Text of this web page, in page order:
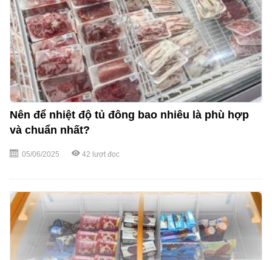
Nên để nhiệt độ tủ đông bao nhiêu là phù hợp
và chuẩn nhất?
05/06/2025 42 lượt đọc